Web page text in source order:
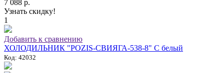
7 088 р.
Узнать скидку!
1
Добавить к сравнению
ХОЛОДИЛЬНИК "POZIS-СВИЯГА-538-8" C белый
Код: 42032